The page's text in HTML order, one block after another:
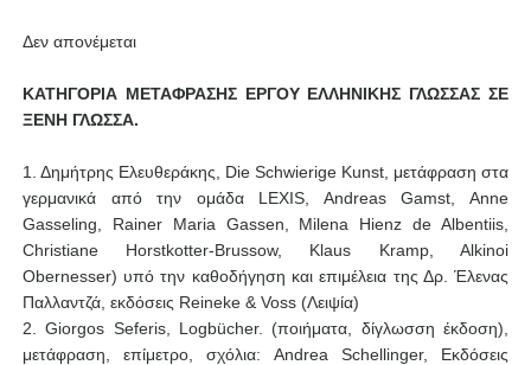
Δεν απονέμεται
ΚΑΤΗΓΟΡΙΑ ΜΕΤΑΦΡΑΣΗΣ ΕΡΓΟΥ ΕΛΛΗΝΙΚΗΣ ΓΛΩΣΣΑΣ ΣΕ
ΞΕΝΗ ΓΛΩΣΣΑ.
1. Δημήτρης Ελευθεράκης, Die Schwierige Kunst, μετάφραση στα
γερμανικά από την ομάδα LEXIS, Andreas Gamst, Anne
Gasseling, Rainer Maria Gassen, Milena Hienz de Albentiis,
Christiane Horstkotter-Brussow, Klaus Kramp, Alkinoi
Obernesser) υπό την καθοδήγηση και επιμέλεια της Δρ. Έλενας
Παλλαντζά, εκδόσεις Reineke & Voss (Λειψία)
2. Giorgos Seferis, Logbücher. (ποιήματα, δίγλωσση έκδοση),
μετάφραση, επίμετρο, σχόλια: Andrea Schellinger, Εκδόσεις